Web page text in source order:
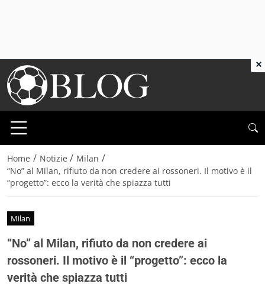
Home / Notizie / Milan /
“No” al Milan, rifiuto da non credere ai rossoneri. Il motivo è il
“progetto”: ecco la verità che spiazza tutti
Milan
“No” al Milan, rifiuto da non credere ai
rossoneri. Il motivo è il “progetto”: ecco la
verità che spiazza tutti
×